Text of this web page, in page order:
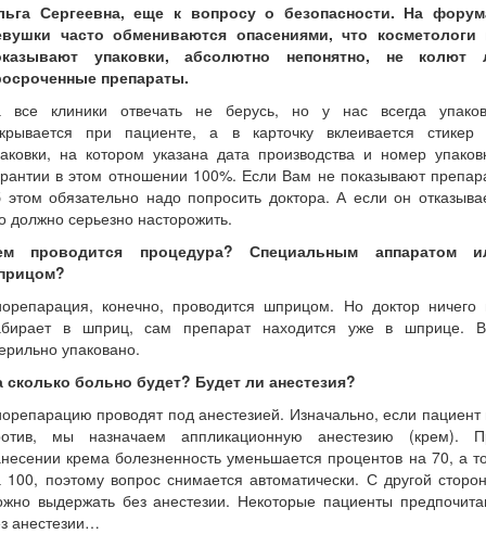
Сергеевна, еще к вопросу о безопасности. На
часто обмениваются опасениями, что косметологи
упаковки, абсолютно непонятно, не колют
препараты.
все клиники отвечать не берусь, но у нас всегда
при пациенте, а в карточку вклеивается стикер
на котором указана дата производства и номер
в этом отношении 100%. Если Вам не показывают
этом обязательно надо попросить доктора. А если он
должно серьезно насторожить.
проводится процедура? Специальным аппаратом
конечно, проводится шприцом. Но доктор ничего
в шприц, сам препарат находится уже в шприце.
упаковано.
сколько больно будет? Будет ли анестезия?
проводят под анестезией. Изначально, если пациент
мы назначаем аппликационную анестезию (крем).
крема болезненность уменьшается процентов на 70, а
100, поэтому вопрос снимается автоматически. С другой
выдержать без анестезии. Некоторые пациенты
анестезии…